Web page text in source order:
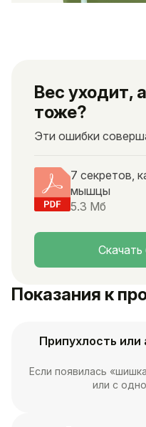
Показания к
Припухлость
Если появилась
или с
Вес
тоже?
Эти ошибки
7 секретов,
мышцы
5.3 Мб
Скачать